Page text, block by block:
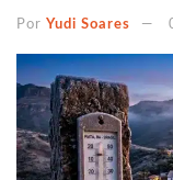
Por Yudi Soares